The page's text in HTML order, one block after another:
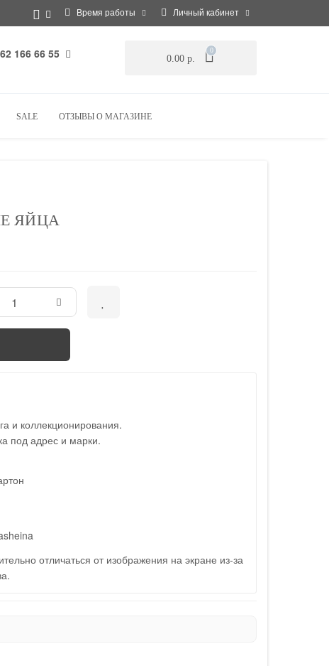
Время работы Личный кабинет
166 66 55 0.00 р.
0
SALE ОТЗЫВЫ О МАГАЗИНЕ
ЯЙЦА
и коллекционирования.
под адрес и марки.
отличаться от изображения на экране из-за